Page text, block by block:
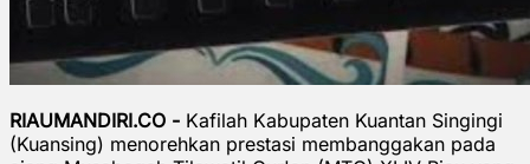
RIAUMANDIRI.CO - Kafilah Kabupaten Kuantan Singingi
(Kuansing) menorehkan prestasi membanggakan pada